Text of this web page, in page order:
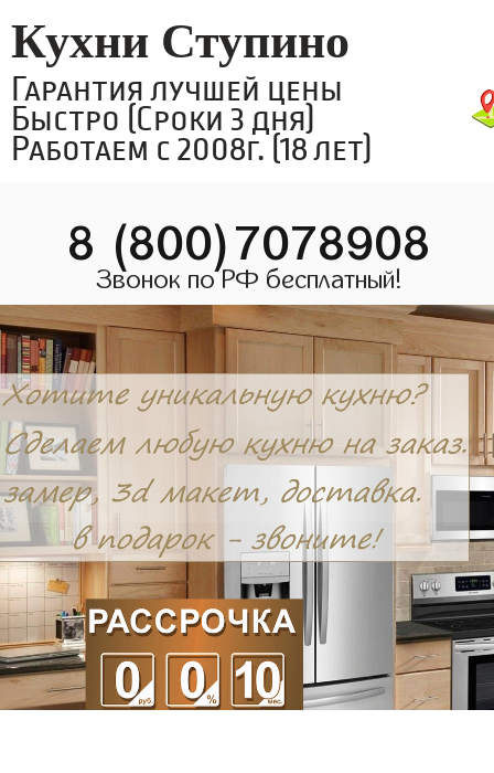
Кухни Ступино
Гарантия лучшей цены
Быстро (Сроки 3 дня)
Работаем с 2008г. (18 лет)
8 (800)7078908
Звонок по РФ бесплатный!